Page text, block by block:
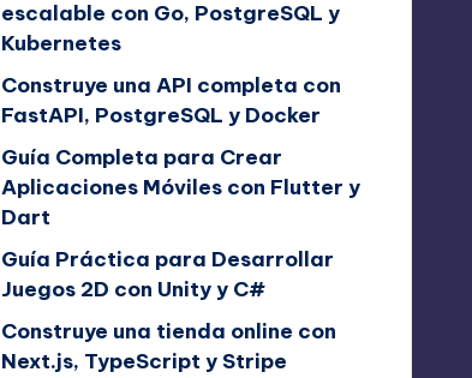
escalable con Go, PostgreSQL y
Kubernetes
Construye una API completa con
FastAPI, PostgreSQL y Docker
Guía Completa para Crear
Aplicaciones Móviles con Flutter y
Dart
Guía Práctica para Desarrollar
Juegos 2D con Unity y C#
Construye una tienda online con
Next.js, TypeScript y Stripe